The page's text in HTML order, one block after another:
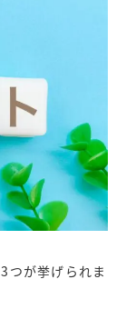
つが挙げられま